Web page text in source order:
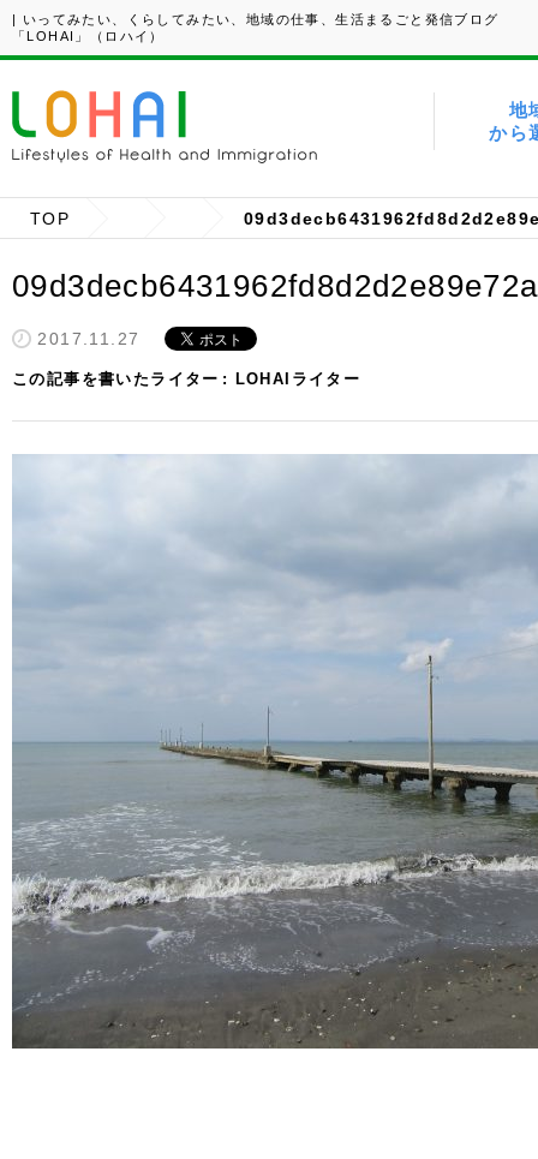
| いってみたい、くらしてみたい、地域の仕事、生活まるごと発信ブログ
「LOHAI」（ロハイ）
地
から
TOP
2017.11.27
この記事を書いたライター LOHAIライター